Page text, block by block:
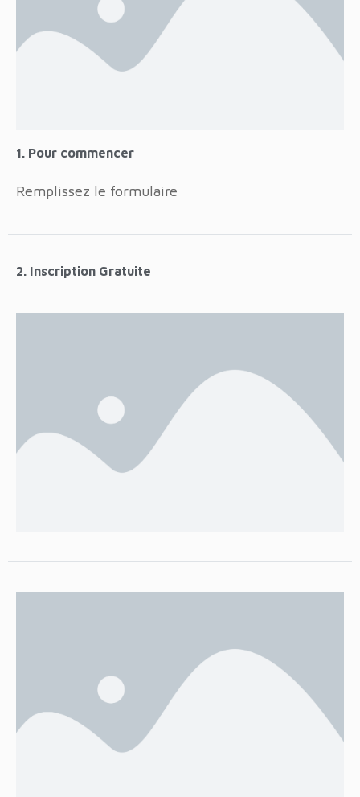
1. Pour commencer
Remplissez le formulaire
2. Inscription Gratuite